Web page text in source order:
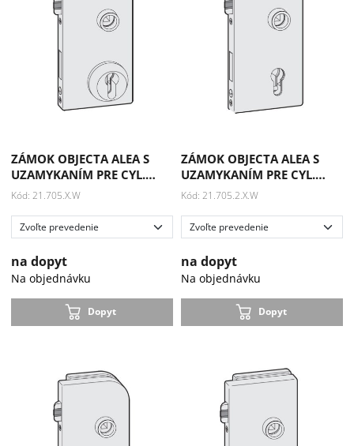
ZÁMOK OBJECTA ALEA S
UZAMYKANÍM PRE CYL.…
Kód: 21.705.X.W
na dopyt
Na objednávku
Dopyt
ZÁMOK OBJECTA ALEA S
UZAMYKANÍM PRE CYL.…
Kód: 21.705.2.X.W
na dopyt
Na objednávku
Dopyt